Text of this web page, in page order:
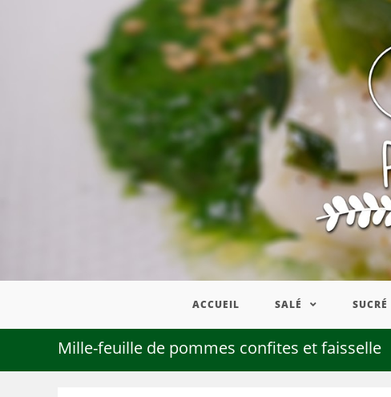
ACCUEIL SALÉ SUCRÉ
Mille-feuille de pommes confites et faisselle